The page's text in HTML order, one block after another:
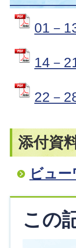
01－
14－
22－
添付資
ビュ
この